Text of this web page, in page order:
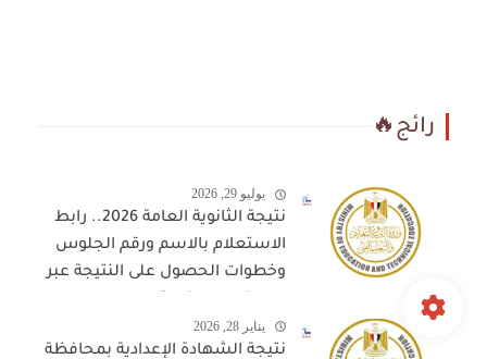
رائج🔥
يوليو 29, 2026
نتيجة الثانوية العامة 2026.. رابط
الاستعلام بالاسم ورقم الجلوس
وخطوات الحصول على النتيجة عبر
يناير 28, 2026
نتيجة الشهادة الإعدادية بمحافظة